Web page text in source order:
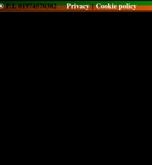
P.I. 01974570382Privacy|Cookie policy